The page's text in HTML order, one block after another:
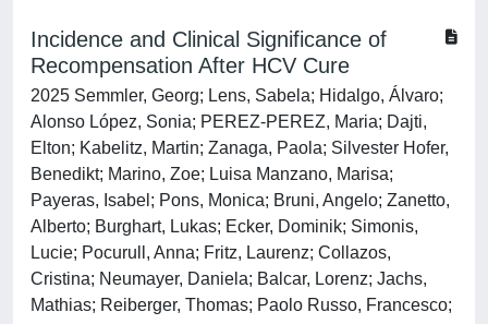
Incidence and Clinical Significance of
Recompensation After HCV Cure
2025 Semmler, Georg; Lens, Sabela; Hidalgo, Álvaro;
Alonso López, Sonia; PEREZ-PEREZ, Maria; Dajti,
Elton; Kabelitz, Martin; Zanaga, Paola; Silvester Hofer,
Benedikt; Marino, Zoe; Luisa Manzano, Marisa;
Payeras, Isabel; Pons, Monica; Bruni, Angelo; Zanetto,
Alberto; Burghart, Lukas; Ecker, Dominik; Simonis,
Lucie; Pocurull, Anna; Fritz, Laurenz; Collazos,
Cristina; Neumayer, Daniela; Balcar, Lorenz; Jachs,
Mathias; Reiberger, Thomas; Paolo Russo, Francesco;